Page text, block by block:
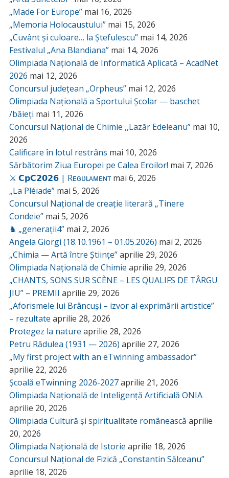
„Made For Europe” mai 16, 2026
„Memoria Holocaustului” mai 15, 2026
„Cuvânt și culoare… la Ștefulescu” mai 14, 2026
Festivalul „Ana Blandiana” mai 14, 2026
Olimpiada Națională de Informatică Aplicată – AcadNet
2026 mai 12, 2026
Concursul județean „Orpheus” mai 12, 2026
Olimpiada Națională a Sportului Școlar — baschet
/băieți mai 11, 2026
Concursul Național de Chimie ,,Lazăr Edeleanu” mai 10,
2026
Calificare în lotul restrâns mai 10, 2026
Sărbătorim Ziua Europei pe Calea Eroilor! mai 7, 2026
⚔️ 𝗖𝗽𝗖𝟮𝟬𝟮𝟲 | Rᴇɢᴜʟᴀᴍᴇɴᴛ mai 6, 2026
„La Pléiade” mai 5, 2026
Concursul Național de creație literară „Tinere
Condeie” mai 5, 2026
♞ „generații4” mai 2, 2026
Angela Giorgi (18.10.1961 – 01.05.2026) mai 2, 2026
„Chimia — Artă între Științe”aprilie 29, 2026
Olimpiada Națională de Chimie aprilie 29, 2026
„CHANTS, SONS SUR SCÈNE – LES QUALIFS DE TÂRGU
JIU” – PREMII aprilie 29, 2026
„Aforismele lui Brâncuși – izvor al exprimării artistice”
– rezultate aprilie 28, 2026
Protegez la nature aprilie 28, 2026
Petru Rădulea (1931 — 2026) aprilie 27, 2026
„My first project with an eTwinning ambassador”
aprilie 22, 2026
Școală eTwinning 2026-2027aprilie 21, 2026
Olimpiada Națională de Inteligență Artificială ONIA
aprilie 20, 2026
Olimpiada Cultură și spiritualitate românească aprilie
20, 2026
Olimpiada Națională de Istorie aprilie 18, 2026
Concursul Național de Fizică „Constantin Sălceanu”
aprilie 18, 2026